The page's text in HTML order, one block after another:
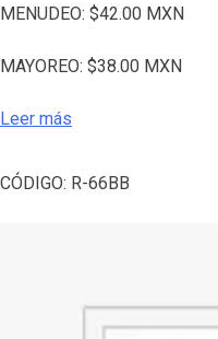
MENUDEO: $42.00 MXN
MAYOREO: $38.00 MXN
Leer más
CÓDIGO: R-66BB